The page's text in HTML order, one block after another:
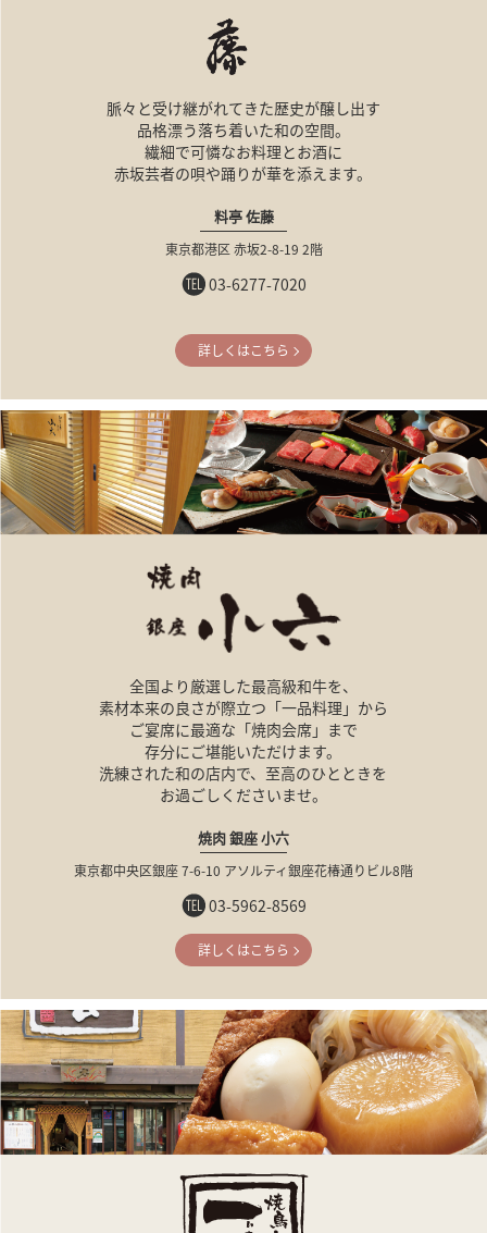
脈々と受け継がれてきた歴史が醸し出す
品格漂う落ち着いた和の空間。
繊細で可憐なお料理とお酒に
赤坂芸者の唄や踊りが華を添えます。
料亭 佐藤
東京都港区 赤坂2-8-19 2階
03-6277-7020
詳しくはこちら
全国より厳選した最高級和牛を、
素材本来の良さが際立つ「一品料理」から
ご宴席に最適な「焼肉会席」まで
存分にご堪能いただけます。
洗練された和の店内で、至高のひとときを
お過ごしくださいませ。
焼肉 銀座 小六
東京都中央区銀座 7-6-10 アソルティ銀座花椿通りビル8階
03-5962-8569
詳しくはこちら